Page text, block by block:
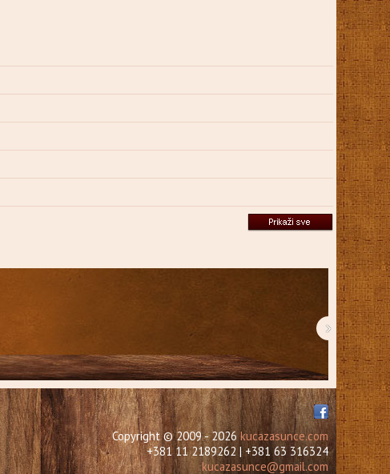
›
Copyright © 2009 - 2026kucazasunce.com
+381 11 2189262 | +381 63 316324
kucazasunce@gmail.com